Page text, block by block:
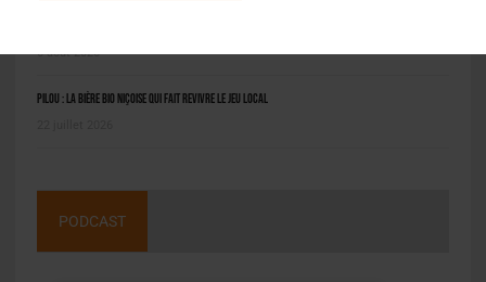
6 août 2026
Pilou : la bière bio niçoise qui fait revivre le jeu local
PODCAST